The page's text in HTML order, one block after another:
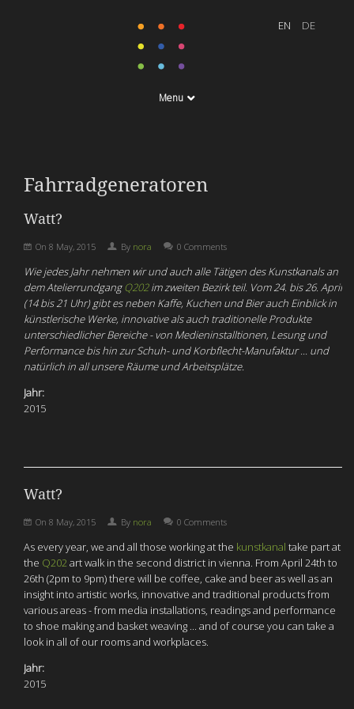
Menu
Fahrradgeneratoren
Watt?
On 8 May, 2015 By nora 0 Comments
Wie jedes Jahr nehmen wir und auch alle Tätigen des Kunstkanals an
dem AtelierrundgangQ202im zweiten Bezirk teil. Vom 24. bis 26. April
(14 bis 21 Uhr) gibt es neben Kaffe, Kuchen und Bier auch Einblick in
künstlerische Werke, innovative als auch traditionelle Produkte
unterschiedlicher Bereiche - von Medieninstalltionen, Lesung und
Performance bis hin zur Schuh- und Korbflecht-Manufaktur ... und
natürlich in all unsere Räume und Arbeitsplätze.
Jahr:
2015
Watt?
On 8 May, 2015 By nora 0 Comments
As every year, we and all those working at the kunstkanal take part at
the Q202art walk in the second district in vienna. From April 24th to
26th (2pm to 9pm) there will be coffee, cake and beer as well as an
insight into artistic works, innovative and traditional products from
various areas - from media installations, readings and performance
to shoe making and basket weaving ... and of course you can take a
look in all of our rooms and workplaces.
Jahr:
2015